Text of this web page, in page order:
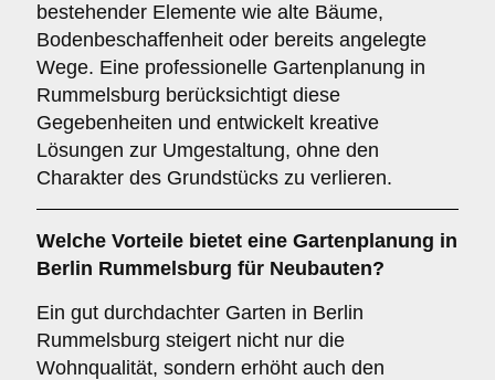
bestehender Elemente wie alte Bäume,
Bodenbeschaffenheit oder bereits angelegte
Wege. Eine professionelle Gartenplanung in
Rummelsburg berücksichtigt diese
Gegebenheiten und entwickelt kreative
Lösungen zur Umgestaltung, ohne den
Charakter des Grundstücks zu verlieren.
Welche Vorteile bietet eine Gartenplanung in
Berlin Rummelsburg für Neubauten?
Ein gut durchdachter Garten in Berlin
Rummelsburg steigert nicht nur die
Wohnqualität, sondern erhöht auch den